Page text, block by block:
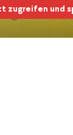
zugreifen und